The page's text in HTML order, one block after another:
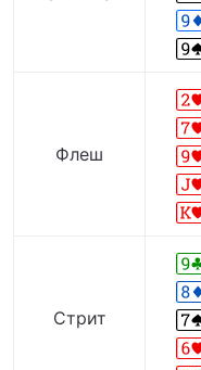
Флеш
Стрит